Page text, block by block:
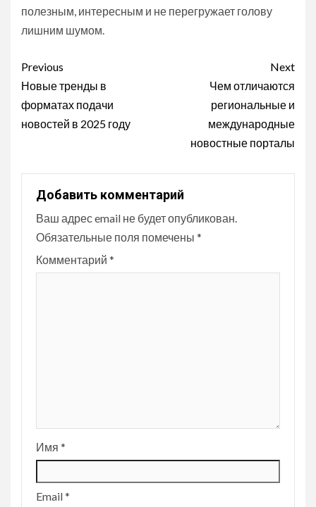
полезным, интересным и не перегружает голову
лишним шумом.
Continue
Reading
Previous
Новые тренды в
форматах подачи
новостей в 2025 году
Next
Чем отличаются
региональные и
международные
новостные порталы
Добавить комментарий
Ваш адрес email не будет опубликован.
Обязательные поля помечены *
Комментарий *
Имя *
Email*